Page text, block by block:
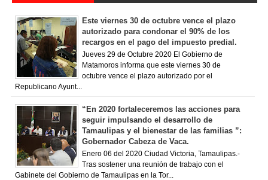
Este viernes 30 de octubre vence el plazo
autorizado para condonar el 90% de los
recargos en el pago del impuesto predial.
Jueves 29 de Octubre 2020 El Gobierno de
Matamoros informa que este viernes 30 de
octubre vence el plazo autorizado por el
Republicano Ayunt...
“En 2020 fortaleceremos las acciones para
seguir impulsando el desarrollo de
Tamaulipas y el bienestar de las familias ”:
Gobernador Cabeza de Vaca.
Enero 06 del 2020 Ciudad Victoria, Tamaulipas.-
Tras sostener una reunión de trabajo con el
Gabinete del Gobierno de Tamaulipas en la Tor...